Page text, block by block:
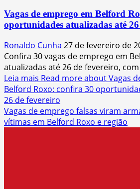
Vagas de emprego em Belford
oportunidades atualizadas até
Ronaldo Cunha 27 de fevereiro de
Confira 30 vagas de emprego em
atualizadas até 26 de fevereiro,
Leia mais Read more about Vagas
Belford Roxo: confira 30
26 de fevereiro
Vagas de emprego falsas viram
vítimas em Belford Roxo e região